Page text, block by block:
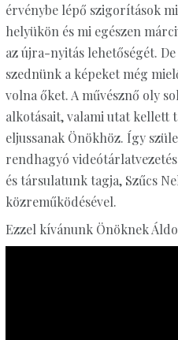
érvénybe lépő szigorítások
helyükön és mi egészen
az újra-nyitás lehetőségét.
szednünk a képeket még
volna őket. A művésznő oly
alkotásait, valami utat kellett
eljussanak Önökhöz. Így
rendhagyó
és társulatunk tagja, Szűcs
közreműködésével.
Ezzel kívánunk Önöknek